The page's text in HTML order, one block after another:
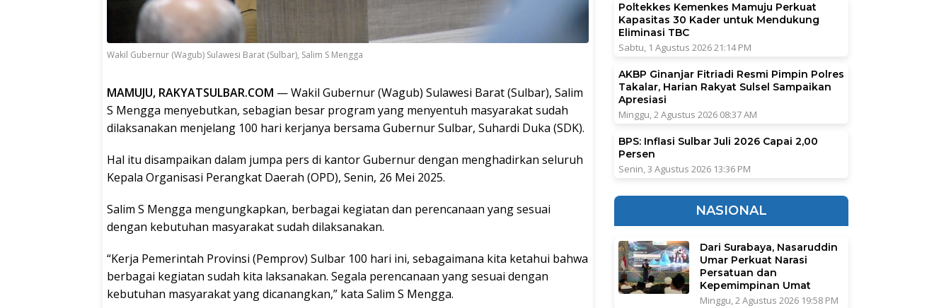
Wakil Gubernur (Wagub) Sulawesi Barat (Sulbar), Salim S Mengga
MAMUJU, RAKYATSULBAR.COM — Wakil Gubernur (Wagub) Sulawesi Barat (Sulbar), Salim
S Mengga menyebutkan, sebagian besar program yang menyentuh masyarakat sudah
dilaksanakan menjelang 100 hari kerjanya bersama Gubernur Sulbar, Suhardi Duka (SDK).
Hal itu disampaikan dalam jumpa pers di kantor Gubernur dengan menghadirkan seluruh
Kepala Organisasi Perangkat Daerah (OPD), Senin, 26 Mei 2025.
Salim S Mengga mengungkapkan, berbagai kegiatan dan perencanaan yang sesuai
dengan kebutuhan masyarakat sudah dilaksanakan.
“Kerja Pemerintah Provinsi (Pemprov) Sulbar 100 hari ini, sebagaimana kita ketahui bahwa
berbagai kegiatan sudah kita laksanakan. Segala perencanaan yang sesuai dengan
kebutuhan masyarakat yang dicanangkan,” kata Salim S Mengga.
Poltekkes Kemenkes Mamuju Perkuat
Kapasitas 30 Kader untuk Mendukung
Eliminasi TBC
Sabtu, 1 Agustus 2026 21:14 PM
AKBP Ginanjar Fitriadi Resmi Pimpin Polres
Takalar, Harian Rakyat Sulsel Sampaikan
Apresiasi
Minggu, 2 Agustus 2026 08:37 AM
BPS: Inflasi Sulbar Juli 2026 Capai 2,00
Persen
Senin, 3 Agustus 2026 13:36 PM
NASIONAL
Dari Surabaya, Nasaruddin
Umar Perkuat Narasi
Persatuan dan
Kepemimpinan Umat
Minggu, 2 Agustus 2026 19:58 PM